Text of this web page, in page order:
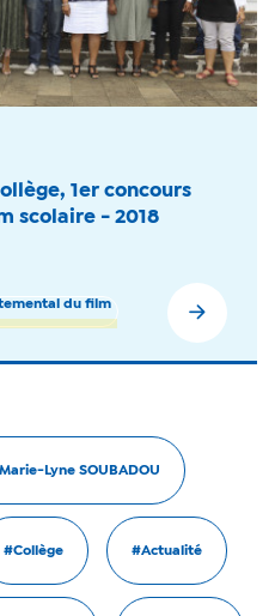
1er concours
scolaire - 2018
du film
Lyne SOUBADOU
#Collège #Actualité